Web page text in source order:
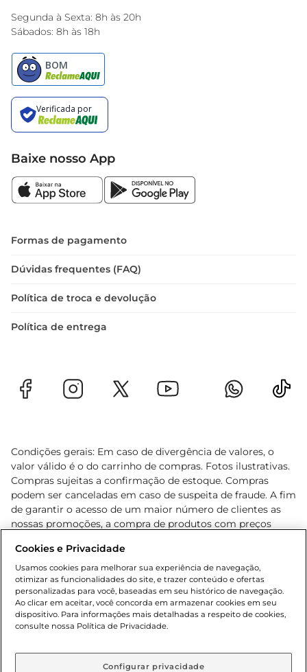
Encarte do Dia
Segunda à Sexta: 8h às 20h
Sábados: 8h às 18h
Baixe nosso App
Formas de pagamento
Dúvidas frequentes (FAQ)
Política de troca e devolução
Política de entrega
Condições gerais: Em caso de divergência de valores, o
valor válido é o do carrinho de compras. Fotos ilustrativas.
Compras sujeitas a confirmação de estoque. Compras
podem ser canceladas em caso de suspeita de fraude. A fim
de garantir o acesso de um maior número de clientes as
nossas promoções, a compra de produtos com preços
cliente. Os preços, ofertas e condições são exclusivos para
o e-commerce e válidos durante o dia de hoje, podendo
sofrer alterações sem prévia notificação. Proibida a venda
de bebidas alcoólicas para menores de 18 anos, conforme
Lei n.º 8069/90, art. 81, inciso II (Estatuto da Criança e do
Adolescente). Preços e condições exclusivos para o
aviso prévio. O valor mínimo para as compras on-line é de
Cookies e Privacidade
Usamos cookies para melhorar sua experiência de navegação,
otimizar as funcionalidades do site, e trazer conteúdo e ofertas
personalizadas para você, baseadas em seu histórico de navegação.
Ao clicar em aceitar, você concorda em armazenar cookies em seu
dispositivo. Para informações mais detalhadas a respeito de cookies,
consulte nossa Política de Privacidade.
Configurar privacidade